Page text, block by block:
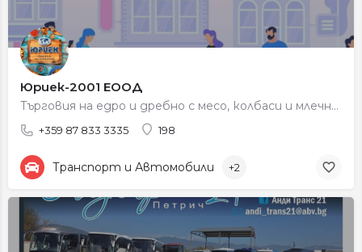
Юриек-2001 ЕООД
Търговия на едро и дребно с месо, колбаси и млечни продукти
+359 87 833 3335 198
Транспорт и Автомобили +2